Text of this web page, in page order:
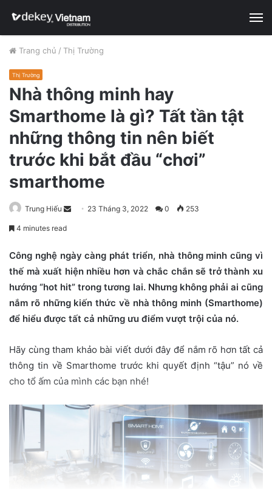
Trang chủ / Thị Trường
Thị Trường
Nhà thông minh hay
Smarthome là gì? Tất tần tật
những thông tin nên biết
trước khi bắt đầu “chơi”
smarthome
Trung Hiếu
d
a
n
l
23 Tháng 3, 2022 0 253
4 minutes read
Công nghệ ngày càng phát triển, nhà thông minh cũng vì
thế mà xuất hiện nhiều hơn và chắc chắn sẽ trở thành xu
hướng “hot hit” trong tương lai. Nhưng không phải ai cũng
nắm rõ những kiến thức về nhà thông minh (Smarthome)
để hiểu được tất cả những ưu điểm vượt trội của nó.
Hãy cùng tham khảo bài viết dưới đây để nắm rõ hơn tất cả
thông tin về Smarthome trước khi quyết định “tậu” nó về
cho tổ ấm của mình các bạn nhé!